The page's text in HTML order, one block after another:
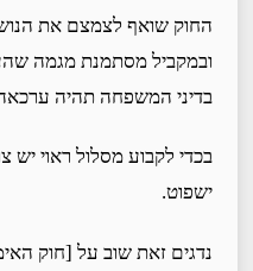
החוק שואף לצמצם את
ובמקביל מסתמנת מגמה
בדיני המשפחה תהיה ערכאה
בכדי לקבוע מסלול ראוי יש
ישפוט.